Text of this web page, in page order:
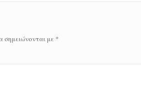
σημειώνονται με *